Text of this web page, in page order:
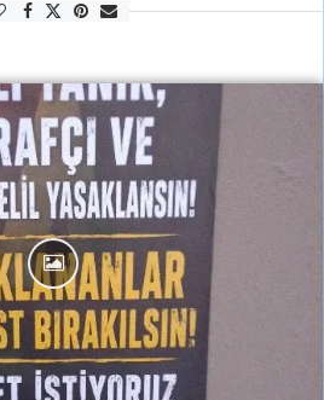
08/02/halkin-sesi-radyosunda-